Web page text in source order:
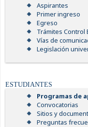
Aspirantes
Primer ingreso
Egreso
Trámites Control
Vías de
Legislación
ESTUDIANTES
Programas de
Convocatorias
Sitios y
Preguntas